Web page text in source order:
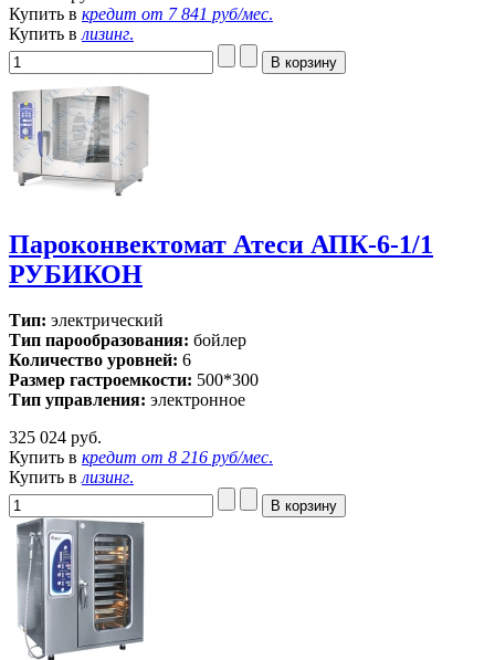
Купить в кредит от 7 841 руб/мес.
Купить в лизинг.
Пароконвектомат Атеси АПК-6-1/1
РУБИКОН
Тип: электрический
Тип парообразования: бойлер
Количество уровней: 6
Размер гастроемкости: 500*300
Тип управления: электронное
325 024 руб.
Купить в кредит от 8 216 руб/мес.
Купить влизинг.